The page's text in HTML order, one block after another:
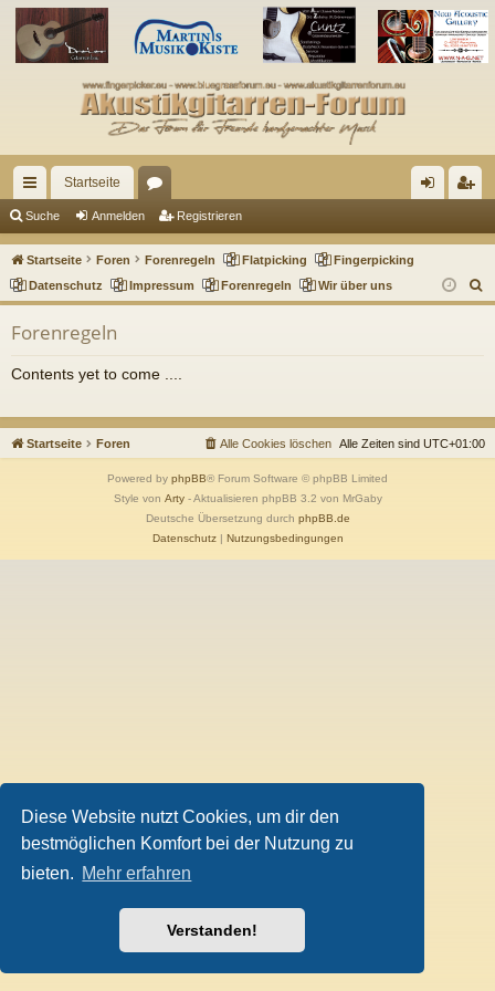
Diese Website nutzt Cookies, um dir den
bestmöglichen Komfort bei der Nutzung zu
bieten. Mehr erfahren
Verstanden!
ch
ne
llz
Startseite
en m ist
rie
Suche Anmelden Registrieren
Startseite Foren Forenregeln Flatpicking
Fingerpicking
Datenschutz
Impressum Forenregeln Wir über uns
u
Forenregeln
Contents yet to come ....
Startseite Foren Alle Zeiten sind UTC+01:00
Alle Cookies löschen
Powered by phpBB® Forum Software © phpBB Limited
Style von Arty- Aktualisieren phpBB 3.2 von MrGaby
Deutsche Übersetzung durch phpBB.de
Datenschutz| Nutzungsbedingungen